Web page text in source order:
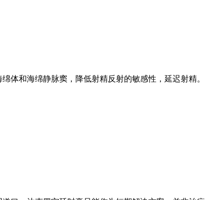
体和海绵静脉窦，降低射精反射的敏感性，延迟射精。